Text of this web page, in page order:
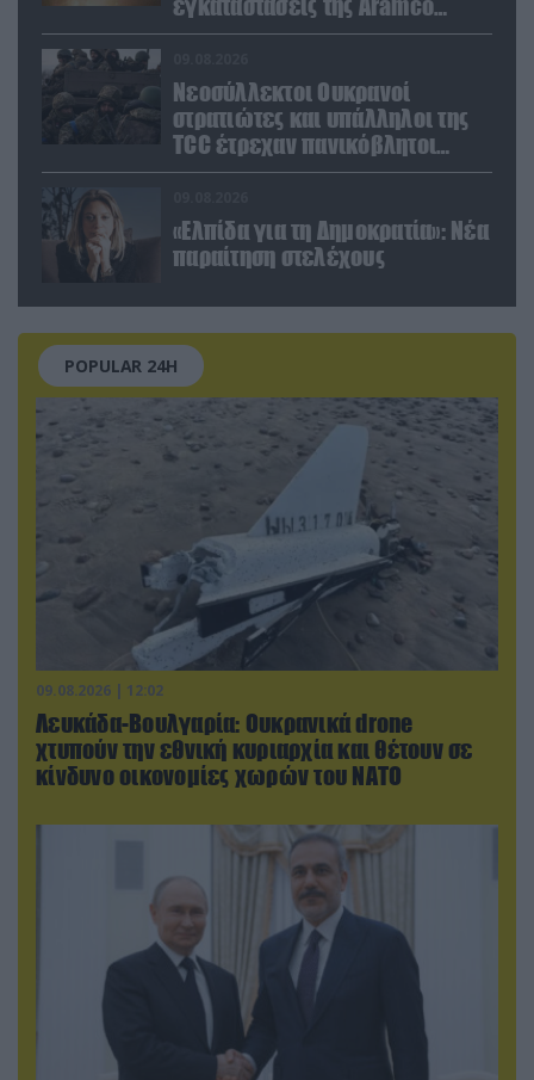
(βίντεο)
Νεοσύλλεκτοι Ουκρανοί
στρατιώτες και υπάλληλοι της
TCC έτρεχαν πανικόβλητοι
αλλά… εξοντώθηκαν – Δείτε
«Ελπίδα για τη Δημοκρατία»: Νέα
παραίτηση στελέχους
POPULAR 24H
09.08.2026 | 12:02
Λευκάδα-Βουλγαρία: Ουκρανικά drone
χτυπούν την εθνική κυριαρχία και θέτουν σε
κίνδυνο οικονομίες χωρών του ΝΑΤΟ